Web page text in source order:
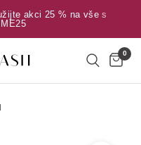
akci 25 % na vše s
0